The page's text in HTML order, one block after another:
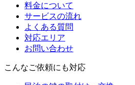
料金について
サービスの流れ
よくある質問
対応エリア
お問い合わせ
こんなご依頼にも対応